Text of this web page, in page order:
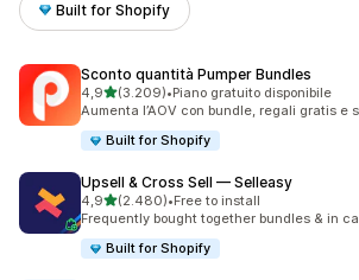
Built for Shopify
Sconto quantità Pumper Bundles
4,9stelle su 5
(3.209)
3209 recensioni totali
•Piano gratuito disponibile
Aumenta l’AOV con bundle, regali gratis e
Built for Shopify
Upsell & Cross Sell — Selleasy
4,9stelle su 5
(2.480)
2480 recensioni totali
•Free to install
Frequently bought together bundles & in
Built for Shopify